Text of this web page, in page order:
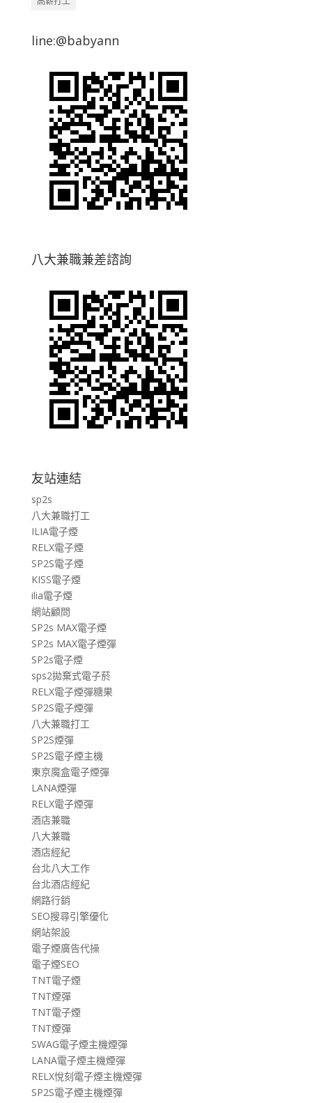
line:@babyann
八大兼職兼差諮詢
友站連結
sp2s
八大兼職打工
ILIA電子煙
RELX電子煙
SP2S電子煙
KISS電子煙
ilia電子煙
網站顧問
SP2s MAX電子煙
SP2s MAX電子煙彈
SP2s電子煙
sps2拋棄式電子菸
RELX電子煙彈糖果
SP2S電子煙彈
八大兼職打工
SP2S煙彈
SP2S電子煙主機
東京魔盒電子煙彈
LANA煙彈
RELX電子煙彈
酒店兼職
八大兼職
酒店經紀
台北八大工作
台北酒店經紀
網路行銷
SEO搜尋引擎優化
網站架設
電子煙廣告代操
電子煙SEO
TNT電子煙
TNT煙彈
TNT電子煙
TNT煙彈
SWAG電子煙主機煙彈
LANA電子煙主機煙彈
RELX悅刻電子煙主機煙彈
SP2S電子煙主機煙彈